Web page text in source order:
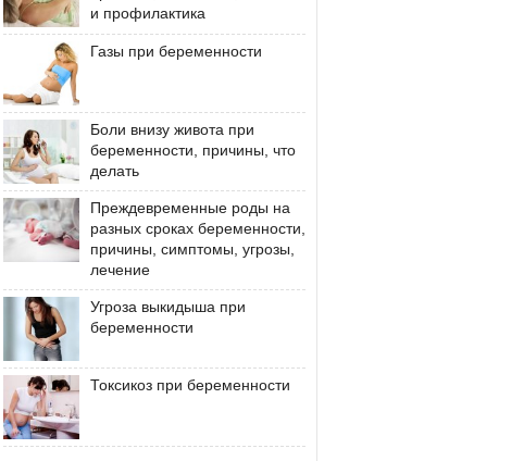
и профилактика
Газы при беременности
Боли внизу живота при
беременности, причины, что
делать
Преждевременные роды на
разных сроках беременности,
причины, симптомы, угрозы,
лечение
Угроза выкидыша при
беременности
Токсикоз при беременности